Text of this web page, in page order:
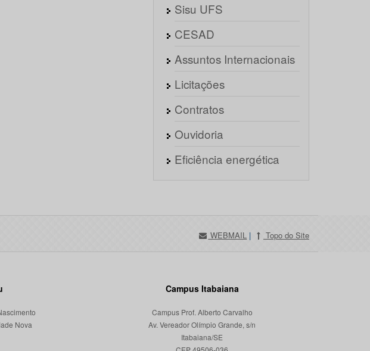
Sisu UFS
CESAD
Assuntos Internacionais
Licitações
Contratos
Ouvidoria
Eficiência energética
WEBMAIL | Topo do Site
Nova
Campus Itabaiana
Campus Prof. Alberto Carvalho
Av. Vereador Olímpio Grande, s/n
Itabaiana/SE